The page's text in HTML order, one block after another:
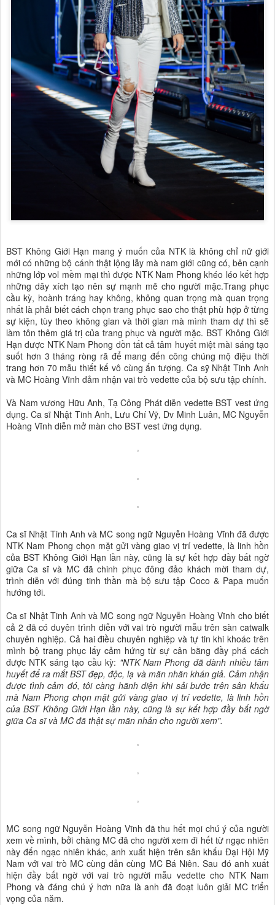
BST Không Giới Hạn mang ý muốn của NTK là không chỉ nữ giới
mới có những bộ cánh thật lộng lẫy mà nam giới cũng có, bên cạnh
những lớp vol mềm mại thì được NTK Nam Phong khéo léo kết hợp
những dây xích tạo nên sự mạnh mẽ cho người mặc.Trang phục
cầu kỳ, hoành tráng hay không, không quan trọng mà quan trọng
nhất là phải biết cách chọn trang phục sao cho thật phù hợp ở từng
sự kiện, tùy theo không gian và thời gian mà mình tham dự thì sẽ
làm tôn thêm giá trị của trang phục và người mặc. BST Không Giới
Hạn được NTK Nam Phong dồn tất cả tâm huyết miệt mài sáng tạo
suốt hơn 3 tháng ròng rã để mang đến công chúng mộ điệu thời
trang hơn 70 mẫu thiết kế vô cùng ấn tượng. Ca sỹ Nhật Tinh Anh
và MC Hoàng Vĩnh đảm nhận vai trò vedette của bộ sưu tập chính.
Và Nam vương Hữu Anh, Tạ Công Phát diễn vedette BST vest ứng
dụng. Ca sĩ Nhật Tinh Anh, Lưu Chí Vỹ, Dv Minh Luân, MC Nguyễn
Hoàng Vĩnh diễn mở màn cho BST vest ứng dụng.
Ca sĩ Nhật Tinh Anh và MC song ngữ Nguyễn Hoàng Vĩnh đã được
NTK Nam Phong chọn mặt gửi vàng giao vị trí vedette, là linh hồn
của BST Không Giới Hạn lần này, cũng là sự kết hợp đầy bất ngờ
giữa Ca sĩ và MC đã chinh phục đông đảo khách mời tham dự,
trình diễn với đúng tinh thần mà bộ sưu tập Coco & Papa muốn
hướng tới.
Ca sĩ Nhật Tinh Anh và MC song ngữ Nguyễn Hoàng Vĩnh cho biết
cả 2 đã có duyên trình diễn với vai trò người mẫu trên sàn catwalk
chuyên nghiệp. Cả hai điều chuyên nghiệp và tự tin khi khoác trên
mình bộ trang phục lấy cảm hứng từ sự cân bằng đầy phá cách
được NTK sáng tạo cầu kỳ: "NTK Nam Phong đã dành nhiều tâm
huyết để ra mắt BST đẹp, độc, lạ và mãn nhãn khán giả. Cảm nhận
được tình cảm đó, tôi càng hãnh diện khi sải bước trên sân khấu
mà Nam Phong chọn mặt gửi vàng giao vị trí vedette, là linh hồn
của BST Không Giới Hạn lần này, cũng là sự kết hợp đầy bất ngờ
giữa Ca sĩ và MC đã thật sự mãn nhản cho người xem".
MC song ngữ Nguyễn Hoàng Vĩnh đã thu hết mọi chú ý của người
xem về mình, bởi chàng MC đã cho người xem đi hết từ ngạc nhiên
này đến ngạc nhiên khác, anh xuất hiện trên sân khấu Đại Hội Mỹ
Nam với vai trò MC cùng dẫn cùng MC Bá Niên. Sau đó anh xuất
hiện đầy bất ngờ với vai trò người mẫu vedette cho NTK Nam
Phong và đáng chú ý hơn nữa là anh đã đoạt luôn giải MC triển
vọng của năm.